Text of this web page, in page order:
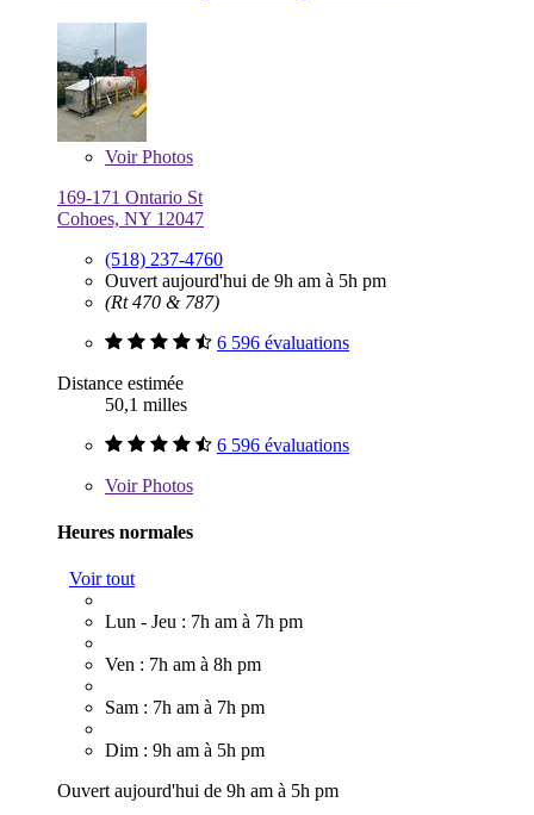
VoirPhotos
169-171 Ontario St
Cohoes, NY 12047
(518) 237-4760
Ouvert aujourd'hui de 9h am à 5h pm
(Rt 470 & 787)
6 596 évaluations
Distance estimée
50,1 milles
6 596 évaluations
VoirPhotos
Heures normales
Voir tout
Lun - Jeu : 7h am à 7h pm
Ven : 7h am à 8h pm
Sam : 7h am à 7h pm
Dim : 9h am à 5h pm
Ouvert aujourd'hui de 9h am à 5h pm